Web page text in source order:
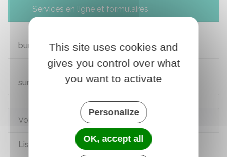
Services en ligne et formulaires
bureau de vote
Nouvelle-Calédonie : vérifier son inscription
sur la liste électorale et son bureau de vote
Voir aussi
Listes électorales : nouvelle inscription
This site uses cookies and
gives you control over what
you want to activate
Personalize
OK, accept all